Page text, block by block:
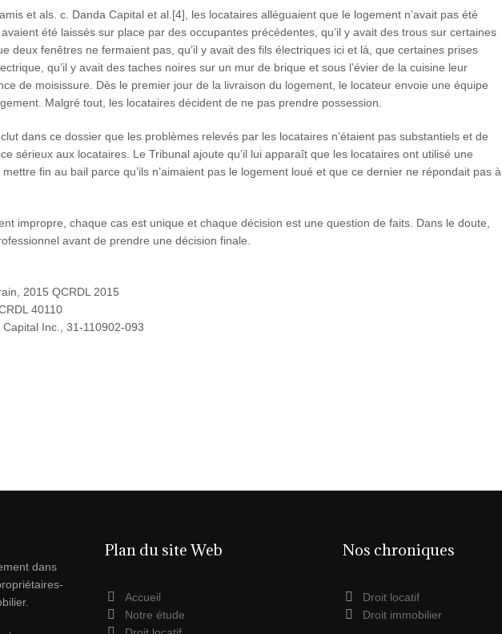
et als. c. Danda Capital et al.[4], les locataires alléguaient que le logement n’avait pas été
été laissés sur place par des occupantes précédentes, qu’il y avait des trous sur certaines
deux fenêtres ne fermaient pas, qu’il y avait des fils électriques ici et là, que certaines prises
qu’il y avait des taches noires sur un mur de brique et sous l’évier de la cuisine leur
de moisissure. Dès le premier jour de la livraison du logement, le locateur envoie une équipe
Malgré tout, les locataires décident de ne pas prendre possession.
dans ce dossier que les problèmes relevés par les locataires n’étaient pas substantiels et de
sérieux aux locataires. Le Tribunal ajoute qu’il lui apparaît que les locataires ont utilisé une
fin au bail parce qu’ils n’aimaient pas le logement loué et que ce dernier ne répondait pas à
impropre, chaque cas est unique et chaque décision est une question de faits. Dans le doute,
avant de prendre une décision finale.
2015 QCRDL 2015
40110
Inc., 31-110902-093
dans
Plan du site Web
Accueil
Notre étude
Nos chroniques
Droit locatif
Droit immobilier